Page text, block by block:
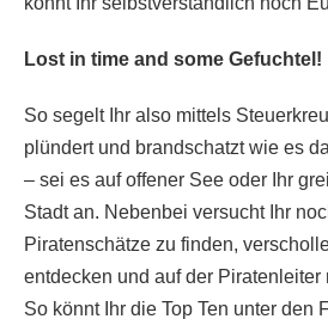
Lost in time and some Gefuchtel!
So segelt Ihr also mittels
plündert und brandschatzt wie es
– sei es auf offener See oder Ihr
Stadt an. Nebenbei versucht Ihr
Piratenschätze zu finden,
entdecken und auf der Piratenleiter
So könnt Ihr die Top Ten unter den